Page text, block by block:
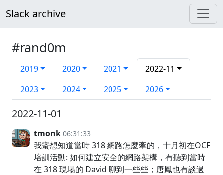
Slack archive
#rand0m
2019 2020 2021
2022-11
2023
2024 2025 2026
2022-11-01
tmonk 06:31:33
我蠻想知道當時 318 網路怎麼牽的，十月初在OCF
培訓活動: 如何建立安全的網路架構，有聽到當時
在 318 現場的 David 聊到一些些；唐鳳也有談過